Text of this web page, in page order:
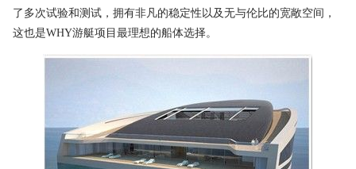
了多次试验和测试，拥有非凡的稳定性以及无与伦比的宽敞空间，
这也是WHY游艇项目最理想的船体选择。